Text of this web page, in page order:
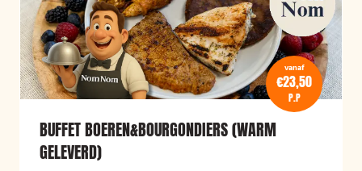
vanaf
€23,50
P.P
BUFFET BOEREN&BOURGONDIERS (WARM
GELEVERD)